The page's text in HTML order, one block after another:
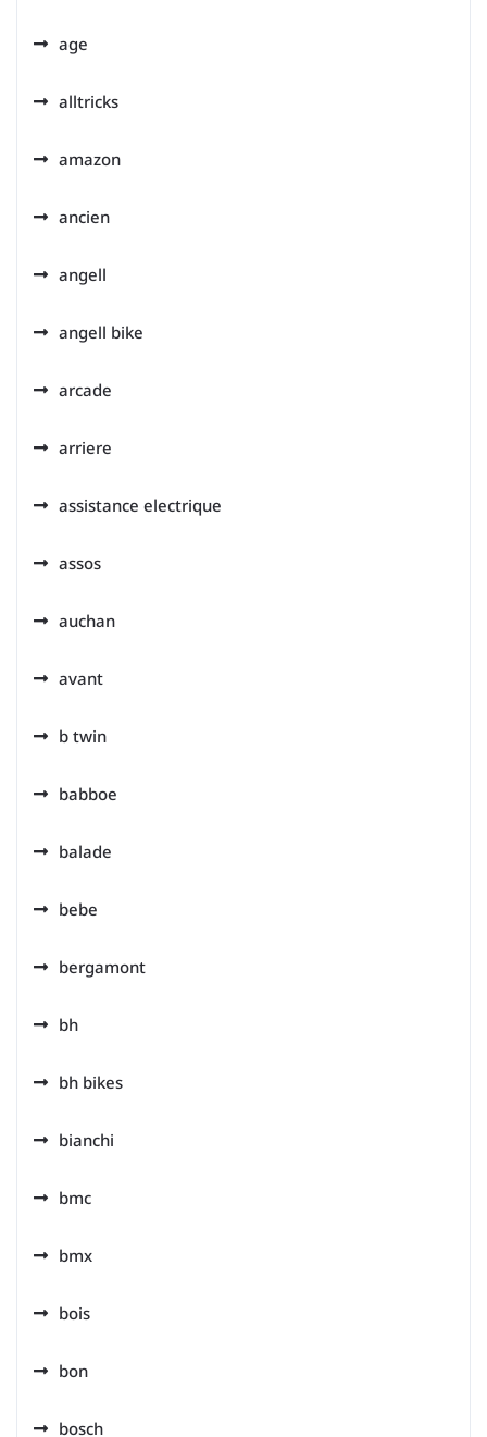
age
alltricks
amazon
ancien
angell
angell bike
arcade
arriere
assistance electrique
assos
auchan
avant
b twin
babboe
balade
bebe
bergamont
bh
bh bikes
bianchi
bmc
bmx
bois
bon
bosch